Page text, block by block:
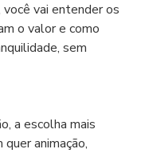
vai entender os
o valor e como
sem
a escolha mais
animação,